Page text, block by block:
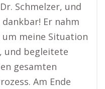
Schmelzer, und
Er nahm
um meine Situation
und begleitete
gesamten
Am Ende